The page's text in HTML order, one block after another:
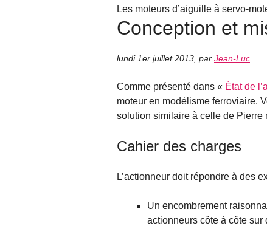
Les moteurs d’aiguille à servo-
Conception et
lundi 1er juillet 2013 par Jean-Luc
Comme présenté dans « État de
moteur en modélisme ferroviaire.
solution similaire à celle de Pierre
Cahier des charges
L’actionneur doit répondre à des
Un encombrement
actionneurs côte à côte